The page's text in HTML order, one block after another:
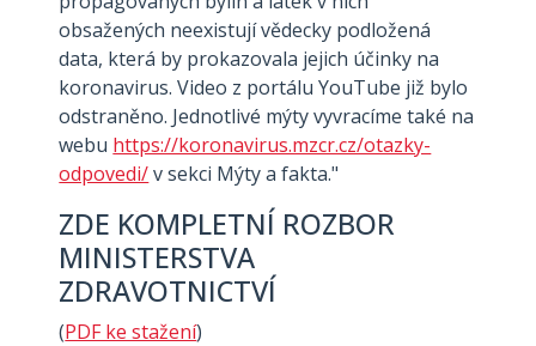
obsažených neexistují vědecky podložená
data, která by prokazovala jejich účinky na
koronavirus. Video z portálu YouTube již bylo
odstraněno. Jednotlivé mýty vyvracíme také na
webu https://koronavirus.mzcr.cz/otazky-
odpovedi/v sekci Mýty a fakta."
ZDE KOMPLETNÍ ROZBOR
MINISTERSTVA
ZDRAVOTNICTVÍ
(PDF ke stažení)